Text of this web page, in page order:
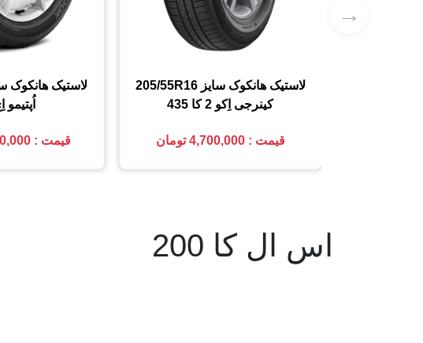
→
لاستیک هانکوک سایز 205/55R16
کینرجی اِکو 2 کا 435
قیمت : 4,700,000 تومان
لاستیک هانکوک
اُپتیمو اِچ
قیمت : 12,500,000 تومان
اس ال کا 200